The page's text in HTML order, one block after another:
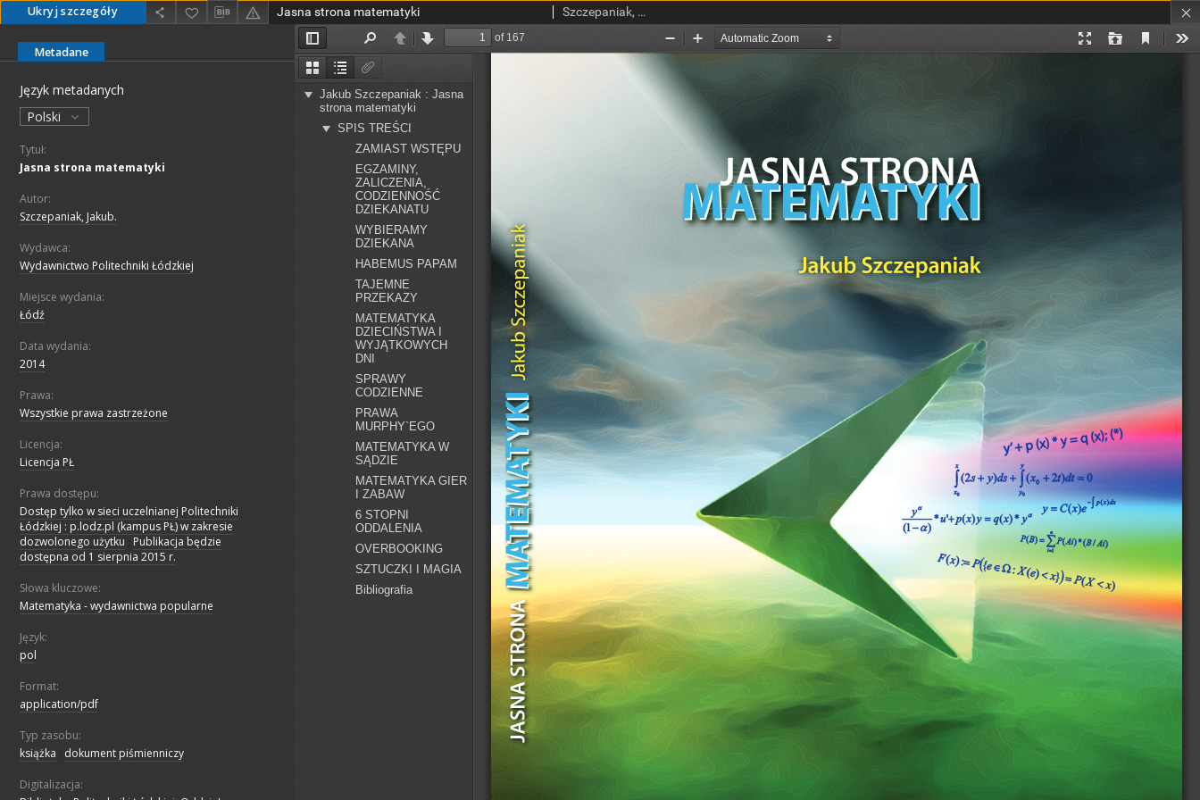
Ukryj szczegóły Jasna strona matematyki Szczepaniak, Jakub.
Metadane
Język metadanych
Polski
Tytuł:
Jasna strona matematyki
Autor:
Szczepaniak, Jakub.
Wydawca:
Wydawnictwo Politechniki Łódzkiej
Miejsce wydania:
Łódź
Data wydania:
2014
Prawa:
Wszystkie prawa zastrzeżone
Licencja:
Licencja PŁ
Prawa dostępu:
Dostęp tylko w sieci uczelnianej Politechniki
Łódzkiej : p.lodz.pl (kampus PŁ) w zakresie
dozwolonego użytku
Publikacja będzie
dostępna od 1 sierpnia 2015 r.
Słowa kluczowe:
Matematyka - wydawnictwa popularne
Język:
pol
Format:
application/pdf
Typ zasobu:
książka
dokument piśmienniczy
Digitalizacja: